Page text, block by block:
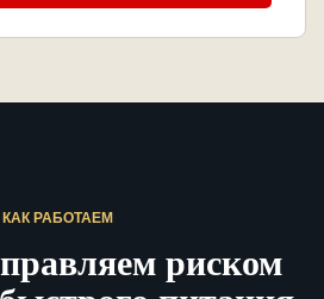
КАК РАБОТАЕМ
риском